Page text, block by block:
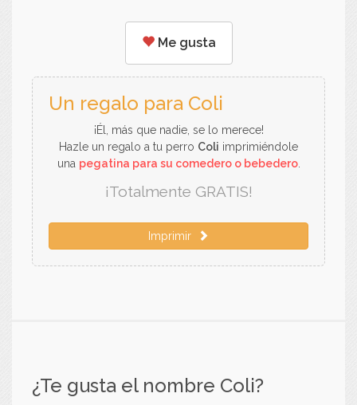
Me gusta
Un regalo para Coli
¡Él, más que nadie, se lo merece!
Hazle un regalo a tu perro Coli imprimiéndole
una pegatina para su comedero o bebedero.
¡Totalmente GRATIS!
Imprimir
¿Te gusta el nombre Coli?